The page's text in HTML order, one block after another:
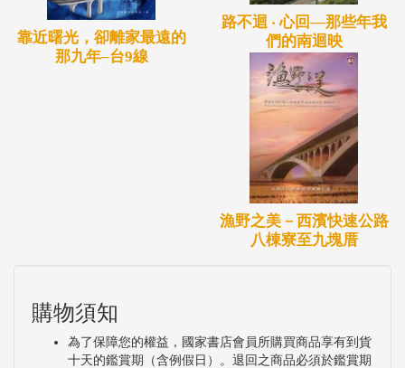
靠近曙光，卻離家最遠的
那九年–台9線
路不迴 ‧ 心回—那些年我
們的南迴映
漁野之美－西濱快速公路
八棟寮至九塊厝
購物須知
為了保障您的權益，國家書店會員所購買商品享有到貨
十天的鑑賞期（含例假日）。退回之商品必須於鑑賞期